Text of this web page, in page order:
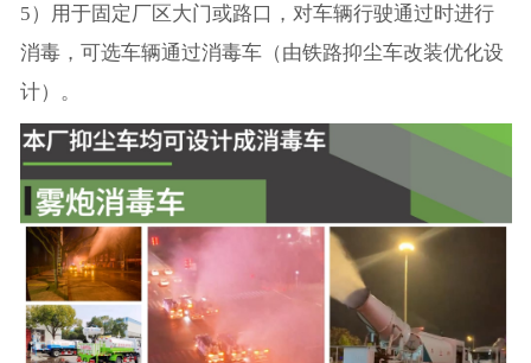
5）用于固定厂区大门或路口，对车辆行驶通过时进行
消毒，可选车辆通过消毒车（由铁路抑尘车改装优化设
计）。